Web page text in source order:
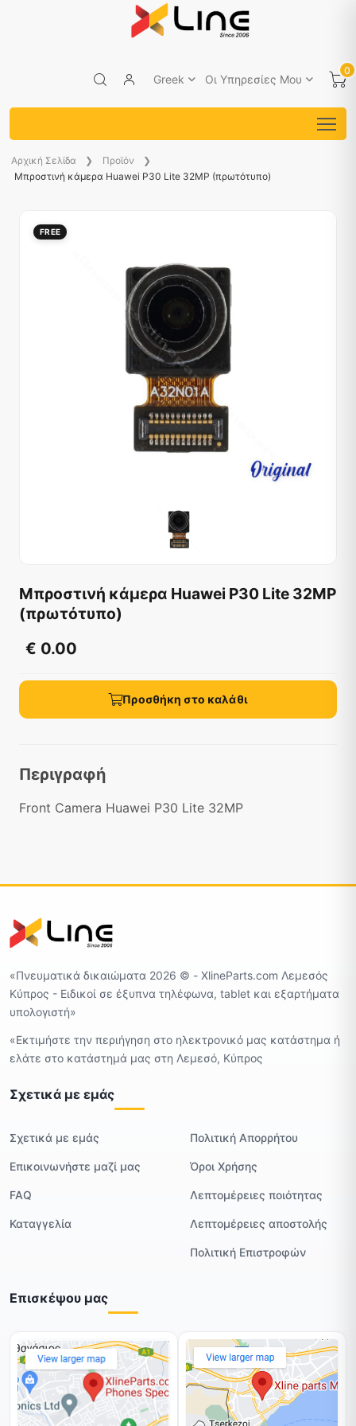
Greek Οι Υπηρεσίες Μου
0
Aρχική Σελίδα
Προϊόν
Μπροστινή κάμερα Huawei P30 Lite 32MP (πρωτότυπο)
FREE
Μπροστινή κάμερα Huawei P30 Lite 32MP
(πρωτότυπο)
€ 0.00
Προσθήκη στο καλάθι
Περιγραφή
Front Camera Huawei P30 Lite 32MP
«Πνευματικά δικαιώματα 2026 ©️ - XlineParts.com Λεμεσός
Κύπρος - Ειδικοί σε έξυπνα τηλέφωνα, tablet και εξαρτήματα
υπολογιστή»
«Εκτιμήστε την περιήγηση στο ηλεκτρονικό μας κατάστημα ή
ελάτε στο κατάστημά μας στη Λεμεσό, Κύπρος
Σχετικά με εμάς
Σχετικά με εμάς
Επικοινωνήστε μαζί μας
FAQ
Καταγγελία
Πολιτική Απορρήτου
Όροι Χρήσης
Λεπτομέρειες ποιότητας
Λεπτομέρειες αποστολής
Πολιτική Επιστροφών
Επισκέψου μας